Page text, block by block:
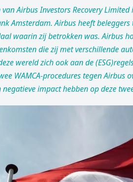
Airbus Investors Recovery
Amsterdam. Airbus heeft
waarin zij betrokken was. Airbus
die zij met verschillende
wereld zich ook aan de
WAMCA-procedures tegen Airbus
impact hebben op deze